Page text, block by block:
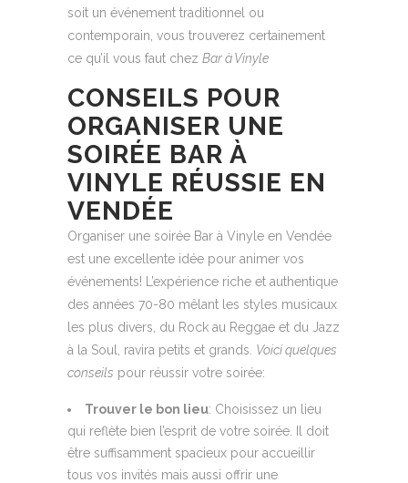
soit un événement traditionnel ou
contemporain, vous trouverez certainement
ce qu’il vous faut chez Bar à Vinyle
CONSEILS POUR
ORGANISER UNE
SOIRÉE BAR À
VINYLE RÉUSSIE EN
VENDÉE
Organiser une soirée Bar à Vinyle en Vendée
est une excellente idée pour animer vos
événements! L’expérience riche et authentique
des années 70-80 mêlant les styles musicaux
les plus divers, du Rock au Reggae et du Jazz
à la Soul, ravira petits et grands. Voici quelques
conseils pour réussir votre soirée:
Trouver le bon lieu: Choisissez un lieu
qui reflète bien l’esprit de votre soirée. Il doit
être suffisamment spacieux pour accueillir
tous vos invités mais aussi offrir une